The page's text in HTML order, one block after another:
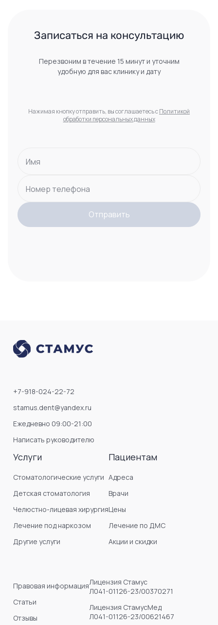
Записаться на консультацию
Перезвоним в течение 15 минут и уточним
удобную для вас клинику и дату
Нажимая кнопку отправить, вы соглашаетесь сПолитикой
обработки персональных данных
Имя
Номер телефона
Отправить
+7-918-024-22-72
stamus.dent@yandex.ru
Ежедневно 09:00-21:00
Написать руководителю
Услуги
Стоматологические услуги
Детская стоматология
Челюстно-лицевая хирургия
Лечение под наркозом
Другие услуги
Пациентам
Адреса
Врачи
Цены
Лечение по ДМС
Акции и скидки
Правовая информация
Статьи
Отзывы
Лицензия Стамус
Л041-01126-23/00370271
Лицензия СтамусМед
Л041-01126-23/00621467